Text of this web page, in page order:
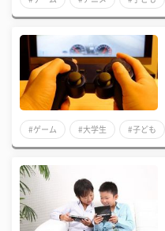
#ゲーム #大学生 #子ども